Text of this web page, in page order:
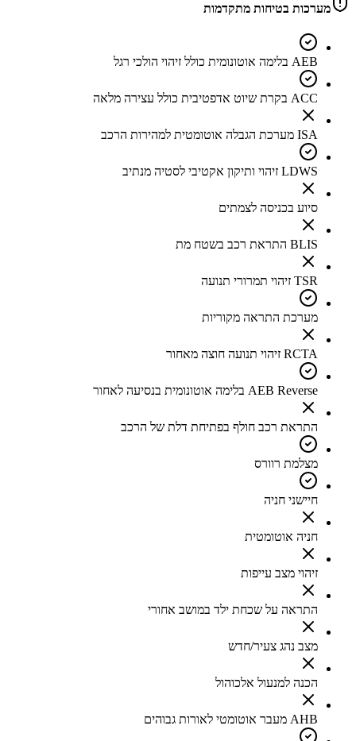
מערכות בטיחות מתקדמות
AEB בלימה אוטונומית כולל זיהוי הולכי רגל
ACC בקרת שיוט אדפטיבית כולל עצירה מלאה
ISA מערכת הגבלה אוטומטית למהירות הרכב
LDWS זיהוי ותיקון אקטיבי לסטיה מנתיב
סיוע בכניסה לצמתים
BLIS התראת רכב בשטח מת
TSR זיהוי תמרורי תנועה
מערכת התראה מקוריות
RCTA זיהוי תנועה חוצה מאחור
AEB Reverse בלימה אוטונומית בנסיעה לאחור
התראת רכב חולף בפתיחת דלת של הרכב
מצלמת רוורס
חיישני חניה
חניה אוטומטית
זיהוי מצב עייפות
התראה על שכחת ילד במושב אחורי
מצב נהג צעיר/חדש
הכנה למנעול אלכוהול
AHB מעבר אוטומטי לאורות גבוהים